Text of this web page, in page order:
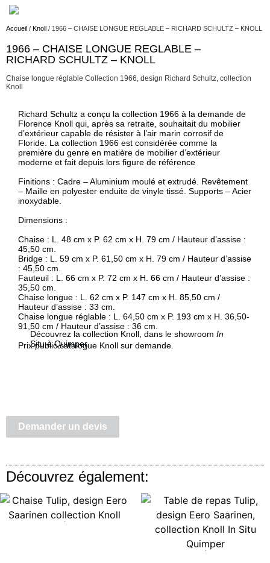
Accueil / Knoll / 1966 – CHAISE LONGUE REGLABLE – RICHARD SCHULTZ – KNOLL
1966 – CHAISE LONGUE REGLABLE –
RICHARD SCHULTZ – KNOLL
Chaise longue réglable Collection 1966, design Richard Schultz, collection
Knoll
Description
Description
Richard Schultz a conçu la collection 1966 à la demande de
Florence Knoll qui, après sa retraite, souhaitait du mobilier
d’extérieur capable de résister à l’air marin corrosif de
Floride. La collection 1966 est considérée comme la
première du genre en matière de mobilier d’extérieur
moderne et fait depuis lors figure de référence
Finitions : Cadre – Aluminium moulé et extrudé. Revêtement
– Maille en polyester enduite de vinyle tissé. Supports – Acier
inoxydable.
Dimensions :
Chaise : L. 48 cm x P. 62 cm x H. 79 cm / Hauteur d’assise :
45,50 cm.
Bridge : L. 59 cm x P. 61,50 cm x H. 79 cm / Hauteur d’assise
: 45,50 cm.
Fauteuil : L. 66 cm x P. 72 cm x H. 66 cm / Hauteur d’assise :
35,50 cm.
Chaise longue : L. 62 cm x P. 147 cm x H. 85,50 cm /
Hauteur d’assise : 33 cm.
Chaise longue réglable : L. 64,50 cm x P. 193 cm x H. 36,50-
91,50 cm / Hauteur d’assise : 36 cm.
Prix public catalogue Knoll sur demande.
Découvrez la collection Knoll, dans le showroom In
Situ à Quimper.
Demander un devis
Découvrez également: